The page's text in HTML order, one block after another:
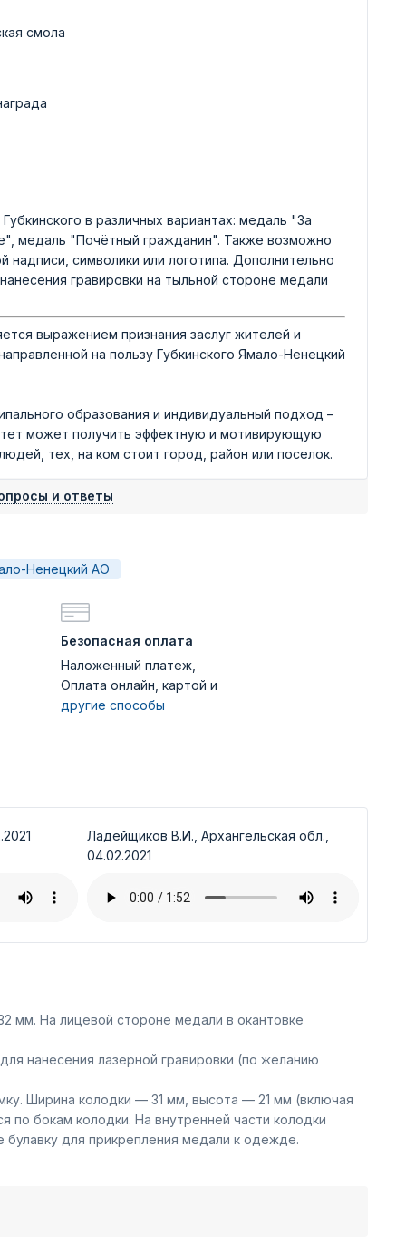
смола
в различных вариантах: медаль "За
медаль "Почётный гражданин". Также возможно
надписи, символики или логотипа. Дополнительно
гравировки на тыльной стороне медали
выражением признания заслуг жителей и
на пользу Губкинского Ямало-Ненецкий
образования и индивидуальный подход –
может получить эффектную и мотивирующую
тех, на ком стоит город, район или поселок.
и ответы
Ненецкий АО
Безопасная оплата
Наложенный платеж,
Оплата онлайн, картой и
другие способы
Ладейщиков В.И., Архангельская обл.,
04.02.2021
мм. На лицевой стороне медали в окантовке
нанесения лазерной гравировки (по желанию
Ширина колодки — 31 мм, высота — 21 мм (включая
бокам колодки. На внутренней части колодки
булавку для прикрепления медали к одежде.